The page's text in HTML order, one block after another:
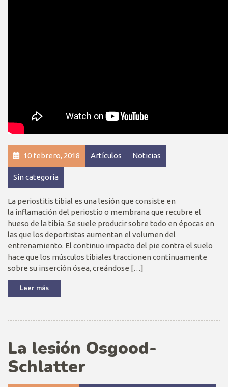
10 febrero, 2018 Artículos Noticias
Sin categoría
La periostitis tibial es una lesión que consiste en
la inflamación del periostio o membrana que recubre el
hueso de la tibia. Se suele producir sobre todo en épocas en
las que los deportistas aumentan el volumen del
entrenamiento. El continuo impacto del pie contra el suelo
hace que los músculos tibiales traccionen continuamente
sobre su inserción ósea, creándose […]
Leer más
La lesión Osgood-
Schlatter